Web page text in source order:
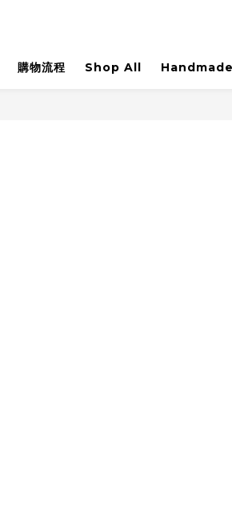
購物流程 Shop All Handmade